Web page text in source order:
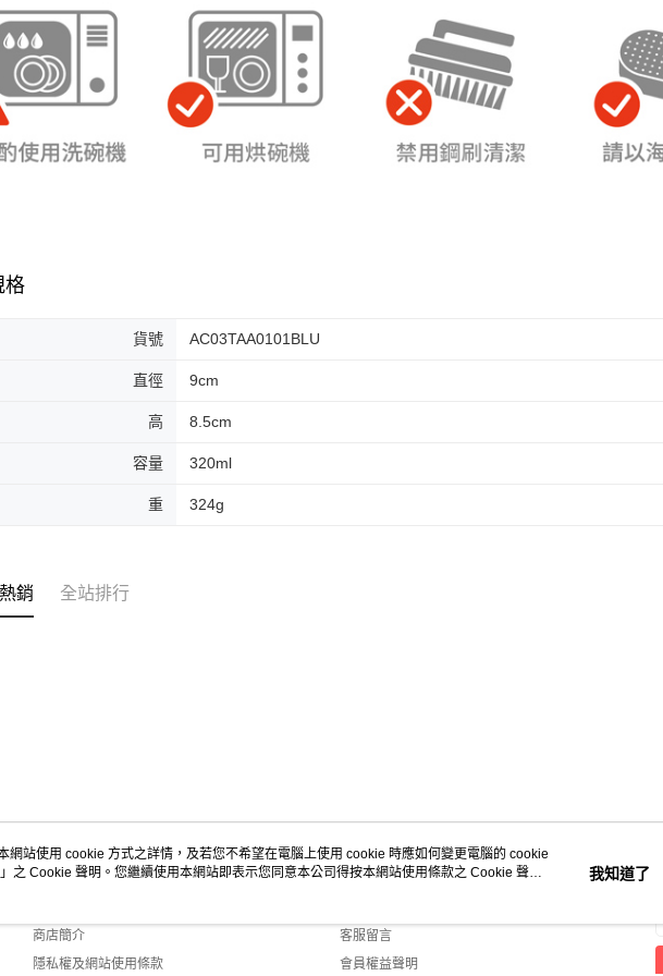
格
貨號 AC03TAA0101BLU
直徑 9cm
高 8.5cm
容量 320ml
重 324g
銷 全站排行
關於我們
商店簡介
隱私權及網站使用條款
客服資訊
客服留言
會員權益聲明
網站使用 cookie 方式之詳情，及若您不希望在電腦上使用 cookie 時應如何變更電腦的 cookie
」之 Cookie 聲明。您繼續使用本網站即表示您同意本公司得按本網站使用條款之 Cookie 聲明
我知道了